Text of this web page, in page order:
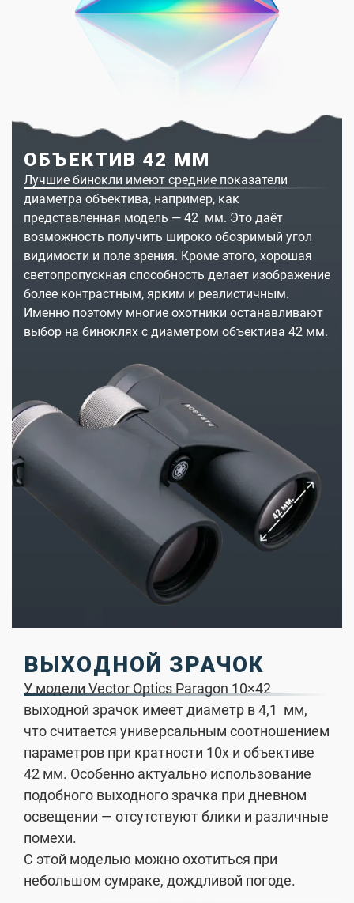
ОБЪЕКТИВ 42 ММ
Лучшие бинокли имеют средние показатели
диаметра объектива, например, как
представленная модель — 42 мм. Это даёт
возможность получить широко обозримый угол
видимости и поле зрения. Кроме этого, хорошая
светопропускная способность делает изображение
более контрастным, ярким и реалистичным.
Именно поэтому многие охотники останавливают
выбор на биноклях с диаметром объектива 42 мм.
ВЫХОДНОЙ ЗРАЧОК
У модели Vector Optics Paragon 10×42
выходной зрачок имеет диаметр в 4,1 мм,
что считается универсальным соотношением
параметров при кратности 10х и объективе
42 мм. Особенно актуально использование
подобного выходного зрачка при дневном
освещении — отсутствуют блики и различные
помехи.
С этой моделью можно охотиться при
небольшом сумраке, дождливой погоде.